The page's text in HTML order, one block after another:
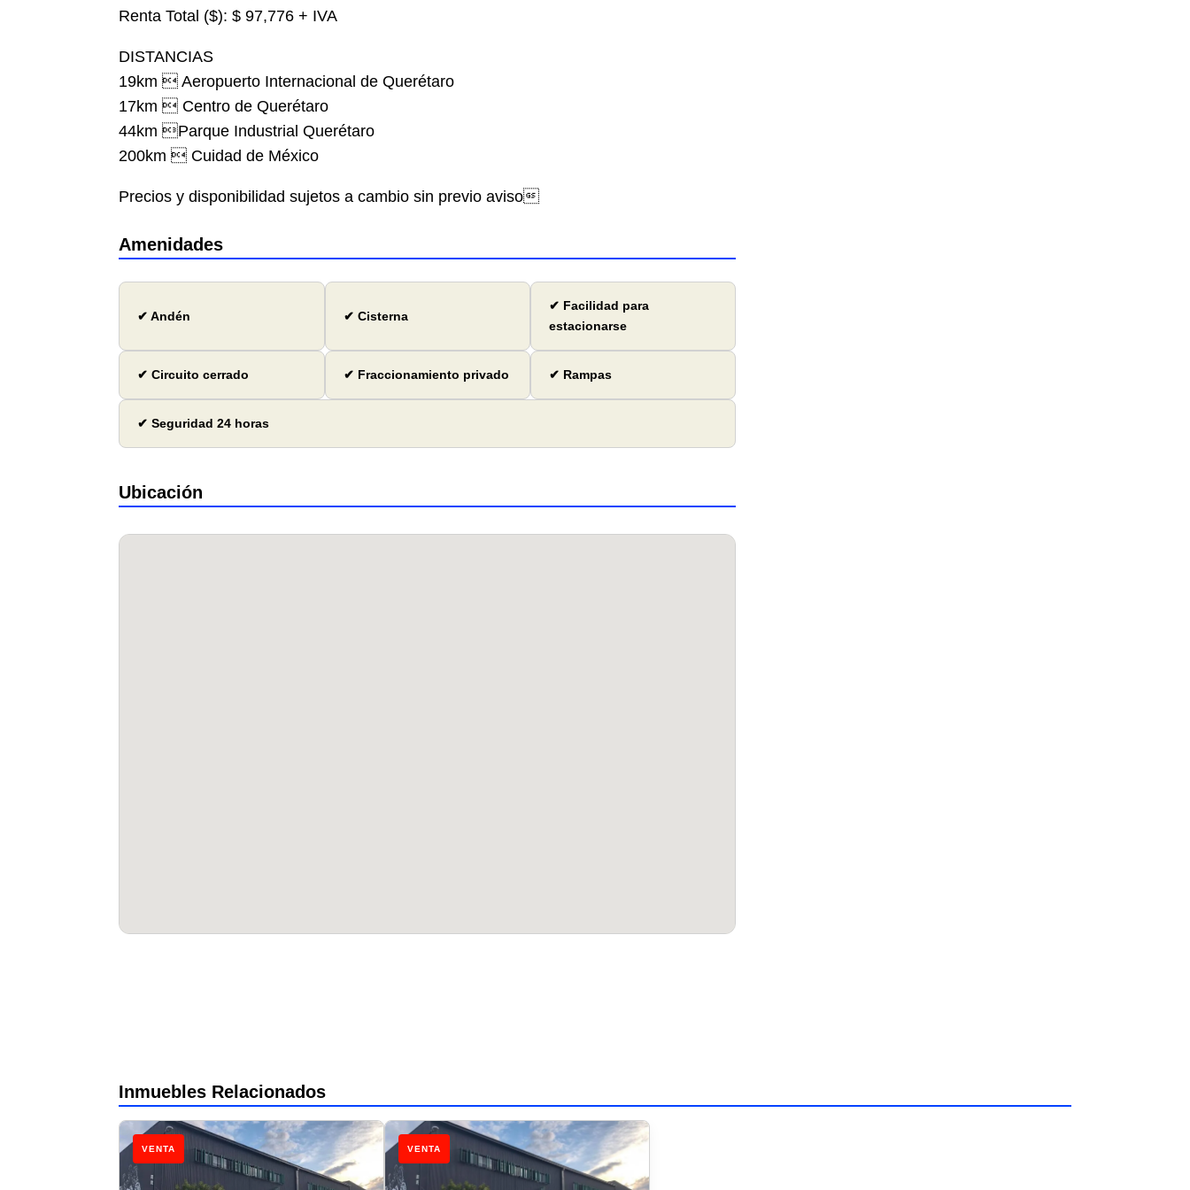
Renta Total ($): $ 97,776 + IVA
DISTANCIAS
19km  Aeropuerto Internacional de Querétaro
17km  Centro de Querétaro
44km Parque Industrial Querétaro
200km  Cuidad de México
Precios y disponibilidad sujetos a cambio sin previo aviso
Amenidades
✔ Andén ✔ Cisterna
✔ Facilidad para
estacionarse
✔ Circuito cerrado ✔ Fraccionamiento privado ✔ Rampas
✔ Seguridad 24 horas
Ubicación
Inmuebles Relacionados
VENTA VENTA